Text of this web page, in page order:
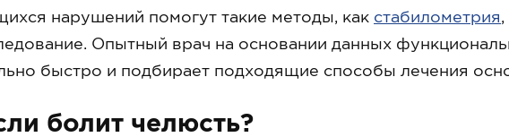
нарушений помогут такие методы, как стабилометрия
Опытный врач на основании данных
быстро и подбирает подходящие способы лечения
болит челюсть?